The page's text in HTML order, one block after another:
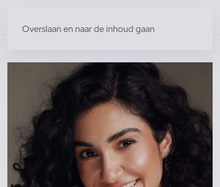
Overslaan en naar de inhoud gaan